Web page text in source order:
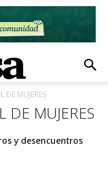
DE MUJERES
DE MUJERES
y desencuentros